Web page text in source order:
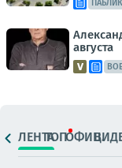
августа
ЛЕНТАТОПОФИЦ.